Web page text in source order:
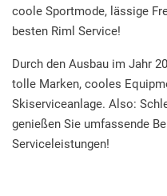
coole Sportmode, lässige
besten Riml Service!
Durch den Ausbau im Jahr
tolle Marken, cooles
Skiserviceanlage. Also:
genießen Sie umfassende
Serviceleistungen!